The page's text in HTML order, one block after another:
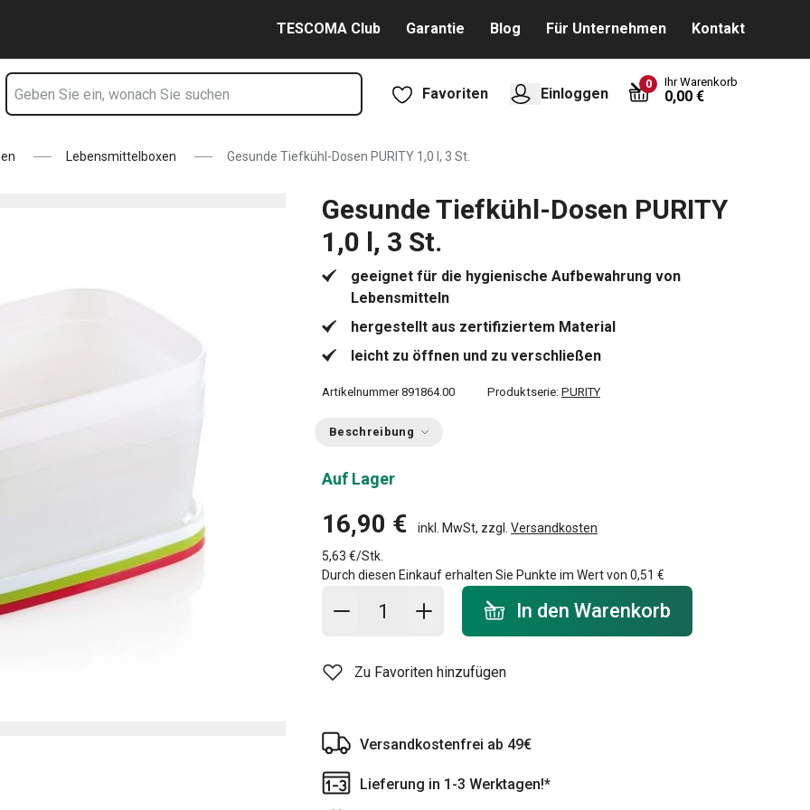
TESCOMA Club Garantie Blog Für Unternehmen Kontakt
Favoriten Einloggen
0 Ihr Warenkorb
0,00 €
Lebensmittelboxen Gesunde Tiefkühl-Dosen PURITY 1,0 l, 3 St.
Gesunde Tiefkühl-Dosen PURITY
1,0 l, 3 St.
geeignet für die hygienische Aufbewahrung von
Lebensmitteln
hergestellt aus zertifiziertem Material
leicht zu öffnen und zu verschließen
Artikelnummer 891864.00 Produktserie: PURITY
Beschreibung
Auf Lager
16,90 € inkl. MwSt, zzgl. Versandkosten
5,63 €/Stk.
Durch diesen Einkauf erhalten Sie Punkte im Wert von 0,51 €
In den Warenkorb - Menge
In den Warenkorb
Zu Favoriten hinzufügen
Versandkostenfrei ab 49€
Lieferung in 1-3 Werktagen!*